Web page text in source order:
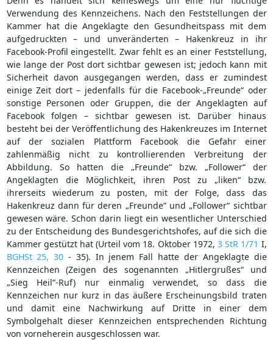
Verwendung des Kennzeichens. Nach den Feststellungen der
Kammer hat die Angeklagte den Gesundheitspass mit dem
aufgedruckten – und unveränderten – Hakenkreuz in ihr
Facebook-Profil eingestellt. Zwar fehlt es an einer Feststellung,
wie lange der Post dort sichtbar gewesen ist; jedoch kann mit
Sicherheit davon ausgegangen werden, dass er zumindest
einige Zeit dort – jedenfalls für die Facebook-„Freunde“ oder
sonstige Personen oder Gruppen, die der Angeklagten auf
Facebook folgen – sichtbar gewesen ist. Darüber hinaus
besteht bei der Veröffentlichung des Hakenkreuzes im Internet
auf der sozialen Plattform Facebook die Gefahr einer
zahlenmäßig nicht zu kontrollierenden Verbreitung der
Abbildung. So hatten die „Freunde“ bzw. „Follower“ der
Angeklagten die Möglichkeit, ihren Post zu „liken“ bzw.
ihrerseits wiederum zu posten, mit der Folge, dass das
Hakenkreuz dann für deren „Freunde“ und „Follower“ sichtbar
gewesen wäre. Schon darin liegt ein wesentlicher Unterschied
zu der Entscheidung des Bundesgerichtshofes, auf die sich die
Kammer gestützt hat (Urteil vom 18. Oktober 1972, 3 StR 1/71 I,
BGHSt 25, 30 - 35). In jenem Fall hatte der Angeklagte die
Kennzeichen (Zeigen des sogenannten „Hitlergrußes“ und
„Sieg Heil“-Ruf) nur einmalig verwendet, so dass die
Kennzeichen nur kurz in das äußere Erscheinungsbild traten
und damit eine Nachwirkung auf Dritte in einer dem
Symbolgehalt dieser Kennzeichen entsprechenden Richtung
von vorneherein ausgeschlossen war.